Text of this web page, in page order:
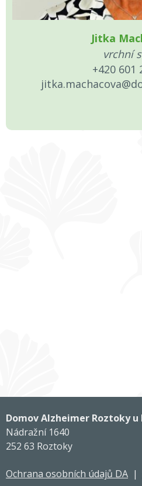
Jitka
vrchní
+420 601
Domov Alzheimer Roztoky u
Nádražní 1640
252 63 Roztoky
Ochrana osobních údajů DA |